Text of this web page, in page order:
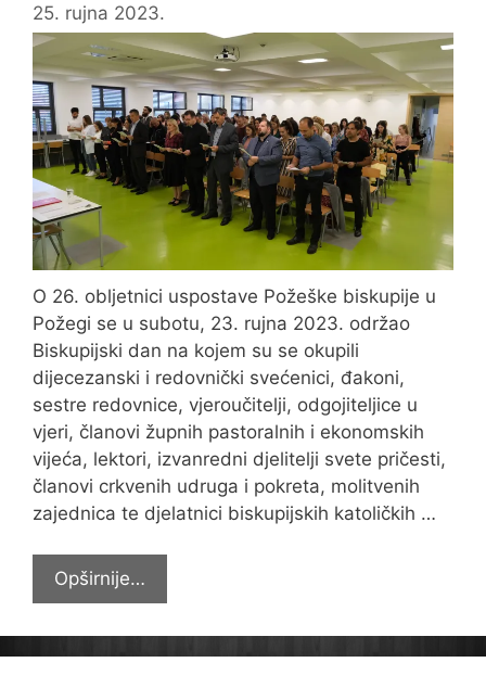
25. rujna 2023.
O 26. obljetnici uspostave Požeške biskupije u
Požegi se u subotu, 23. rujna 2023. održao
Biskupijski dan na kojem su se okupili
dijecezanski i redovnički svećenici, đakoni,
sestre redovnice, vjeroučitelji, odgojiteljice u
vjeri, članovi župnih pastoralnih i ekonomskih
vijeća, lektori, izvanredni djelitelji svete pričesti,
članovi crkvenih udruga i pokreta, molitvenih
zajednica te djelatnici biskupijskih katoličkih …
Opširnije…
sudjelovali
na
Biskupijskome